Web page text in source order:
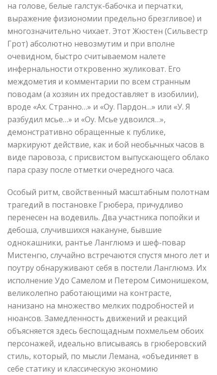
на голове, белые галстук-бабочка и перчатки,
выражение физиономии предельно брезгливое) и
многозначительно чихает. Этот Жюстен (Сильвестр
Грот) абсолютно невозмутим и при вполне
очевидном, быстро считываемом налете
инфернальности откровенно жуликоват. Его
междометия и комментарии по всем странным
поводам (а хозяин их предоставляет в изобилии),
вроде «Ах. Странно…» и «Оу. Пардон…» или «У. Я
разбудил мсье…» и «Оу. Мсье удвоился…»,
демонстративно обращенные к публике,
маркируют действие, как и бой необычных часов в
виде паровоза, с присвистом выпускающего облако
пара сразу после отметки очередного часа.
Особый ритм, свойственный масштабным полотнам
трагедий в постановке Грюбера, причудливо
перенесен на водевиль. Два участника попойки и
дебоша, случившихся накануне, бывшие
однокашники, рантье Ланглюмэ и шеф-повар
Мистенгю, случайно встречаются спустя много лет и
поутру обнаруживают себя в постели Ланглюмэ. Их
исполнение Удо Самелом и Петером Симонишеком,
великолепно работающими на контрасте,
нанизано на множество мелких подробностей и
нюансов. Замедленность движений и реакций
объясняется здесь беспощадным похмельем обоих
персонажей, идеально вписываясь в грюберовский
стиль, который, по мысли Лемана, «объединяет в
себе статику и классическую экономию